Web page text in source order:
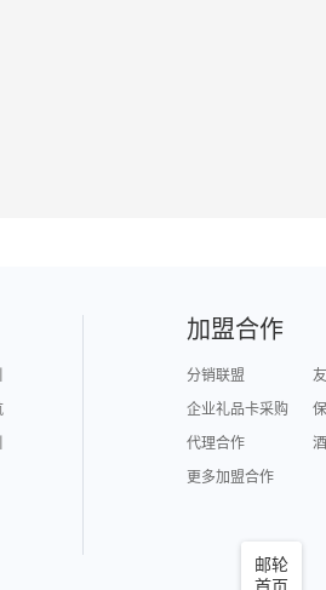
邮轮
加盟合作
分销联盟
企业礼品卡采购
代理合作
更多加盟合作